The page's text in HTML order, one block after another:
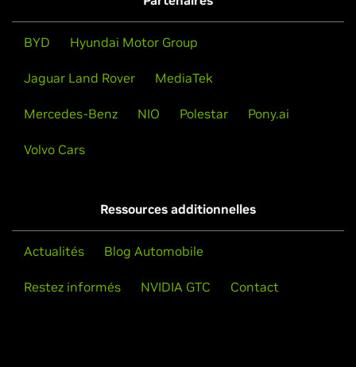
BYD Hyundai Motor Group
Jaguar Land Rover MediaTek
Mercedes-Benz NIO Polestar Pony.ai
Volvo Cars
Ressources additionnelles
Actualités Blog Automobile
Restez informés NVIDIA GTC Contact